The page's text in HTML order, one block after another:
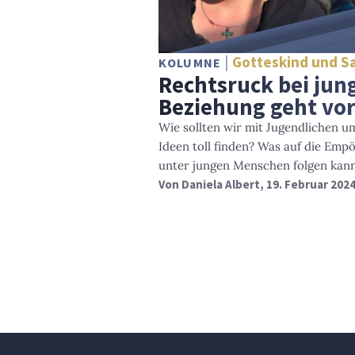
KOLUMNE Gotteskind und
Rechtsruck bei
Beziehung geht
Wie sollten wir mit Jugendlichen
Ideen toll finden? Was auf die
unter jungen Menschen folgen
Von Daniela Albert, 19. Februar 2024